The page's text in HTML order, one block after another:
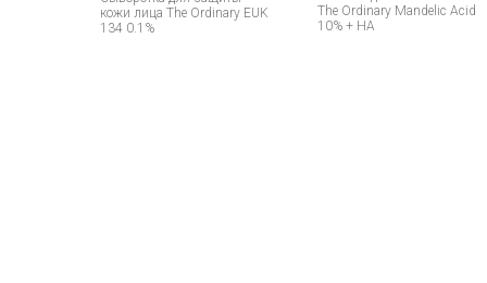
кожи лица The Ordinary EUK
134 0.1%
The Ordinary Mandelic Acid
10% + HA